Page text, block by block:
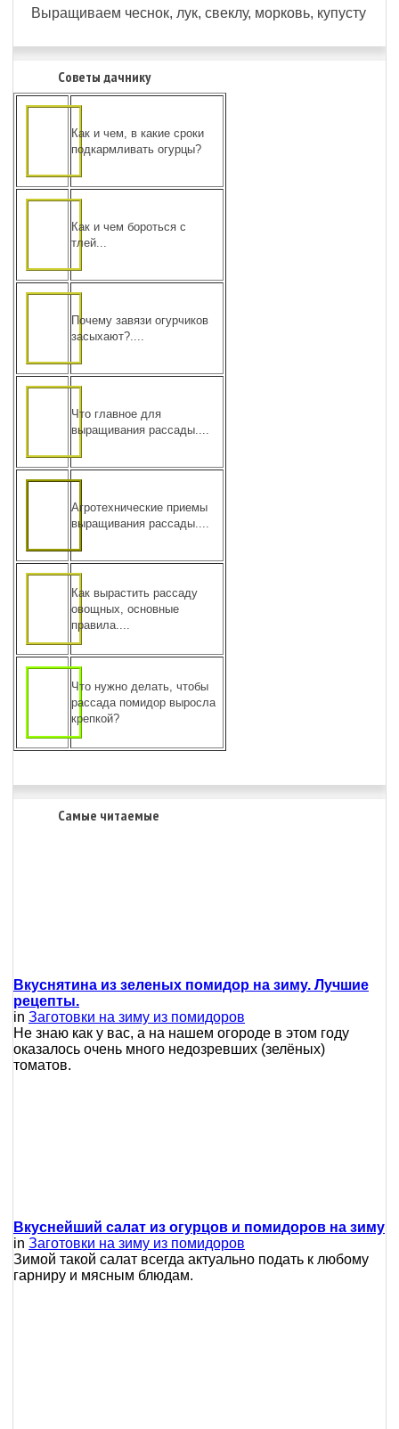
Выращиваем чеснок, лук, свеклу, морковь, купусту
Советы дачнику
Как и чем, в какие сроки
подкармливать огурцы?
Как и чем бороться с
тлей...
Почему завязи огурчиков
засыхают?....
Что главное для
выращивания рассады....
Агротехнические приемы
выращивания рассады....
Как вырастить рассаду
овощных, основные
правила....
Что нужно делать, чтобы
рассада помидор выросла
крепкой?
Самые читаемые
Вкуснятина из зеленых помидор на зиму. Лучшие
рецепты.
in Заготовки на зиму из помидоров
Не знаю как у вас, а на нашем огороде в этом году
оказалось очень много недозревших (зелёных)
томатов.
Вкуснейший салат из огурцов и помидоров на зиму
in Заготовки на зиму из помидоров
Зимой такой салат всегда актуально подать к любому
гарниру и мясным блюдам.